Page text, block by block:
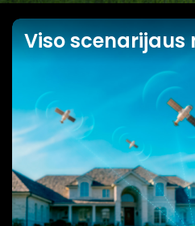
Viso